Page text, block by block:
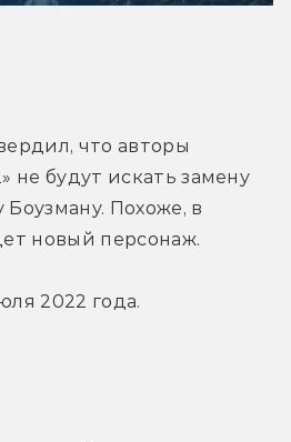
что авторы
не будут искать замену
Похоже, в
новый персонаж.
2022 года.